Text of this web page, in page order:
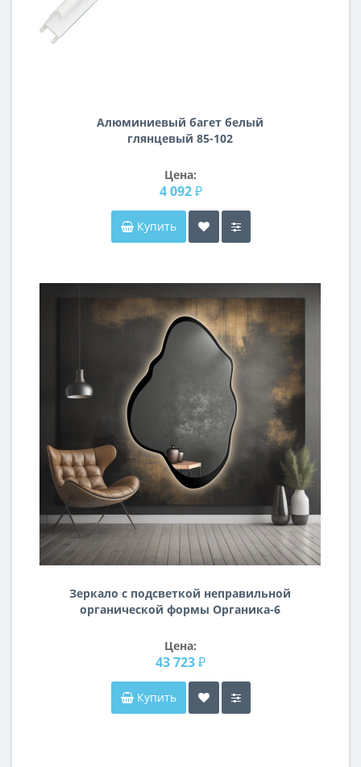
Алюминиевый багет белый
глянцевый 85-102
Цена:
4 092 ₽
Купить
Зеркало с подсветкой неправильной
органической формы Органика-6
Цена:
43 723 ₽
Купить